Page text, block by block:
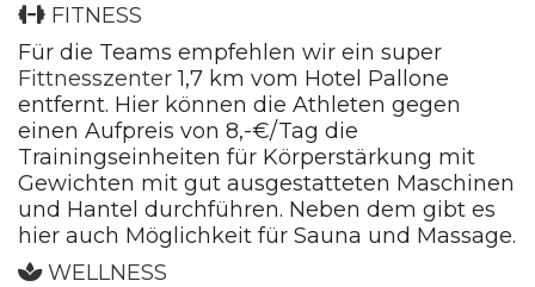
FITNESS
Für die Teams empfehlen wir ein super
Fittnesszenter1,7 km vom Hotel Pallone
entfernt. Hier können die Athleten gegen
einen Aufpreis von 8,-€/Tag die
Trainingseinheiten für Körperstärkung mit
Gewichten mit gut ausgestatteten Maschinen
und Hantel durchführen. Neben dem gibt es
hier auch Möglichkeit für Sauna und Massage.
WELLNESS